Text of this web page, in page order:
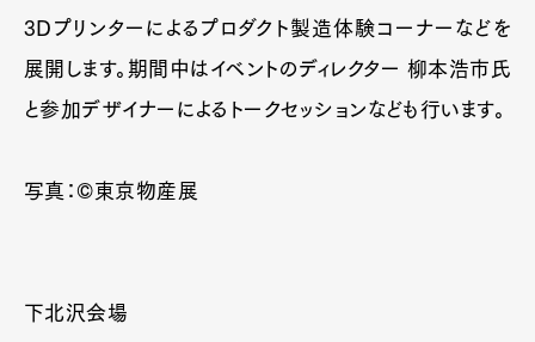
3Dプリンターによるプロダクト製造体験コーナーなどを
展開します。期間中はイベントのディレクター 柳本浩市氏
と参加デザイナーによるトークセッションなども行います。
写真：©東京物産展
下北沢会場